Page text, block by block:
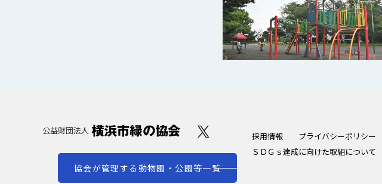
協会が管理する動物園・公園等一覧
採用情報 プライバシーポリシー
ＳＤＧｓ達成に向けた取組について